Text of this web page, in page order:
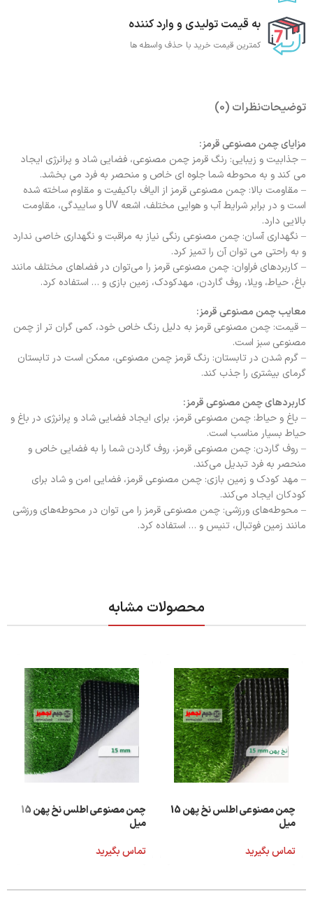
به قیمت تولیدی و وارد کننده
کمترین قیمت خرید با حذف واسطه ها
توضیحاتنظرات (0)
مزایای چمن مصنوعی قرمز:
– جذابیت و زیبایی: رنگ قرمز چمن مصنوعی، فضایی شاد و پرانرژی ایجاد
می کند و به محوطه شما جلوه ای خاص و منحصر به فرد می بخشد.
– مقاومت بالا: چمن مصنوعی قرمز از الیاف باکیفیت و مقاوم ساخته شده
است و در برابر شرایط آب و هوایی مختلف، اشعه UV و ساییدگی، مقاومت
بالایی دارد.
– نگهداری آسان: چمن مصنوعی رنگی نیاز به مراقبت و نگهداری خاصی ندارد
و به راحتی می توان آن را تمیز کرد.
– کاربردهای فراوان: چمن مصنوعی قرمز را می‌توان در فضاهای مختلف مانند
باغ، حیاط، ویلا، روف گاردن، مهدکودک، زمین بازی و … استفاده کرد.
معایب چمن مصنوعی قرمز:
– قیمت: چمن مصنوعی قرمز به دلیل رنگ خاص خود، کمی گران تر از چمن
مصنوعی سبز است.
– گرم شدن در تابستان: رنگ قرمز چمن مصنوعی، ممکن است در تابستان
گرمای بیشتری را جذب کند.
کاربردهای چمن مصنوعی قرمز:
– باغ و حیاط: چمن مصنوعی قرمز، برای ایجاد فضایی شاد و پرانرژی در باغ و
حیاط بسیار مناسب است.
– روف گاردن: چمن مصنوعی قرمز، روف گاردن شما را به فضایی خاص و
منحصر به فرد تبدیل می‌کند.
– مهد کودک و زمین بازی: چمن مصنوعی قرمز، فضایی امن و شاد برای
کودکان ایجاد می‌کند.
– محوطه‌های ورزشی: چمن مصنوعی قرمز را می توان در محوطه‌های ورزشی
مانند زمین فوتبال، تنیس و … استفاده کرد.
محصولات مشابه
چمن مصنوعی اطلس نخ پهن 15
میل
تماس بگیرید
چمن مصنوعی اطلس نخ پهن 15
میل
تماس بگیرید